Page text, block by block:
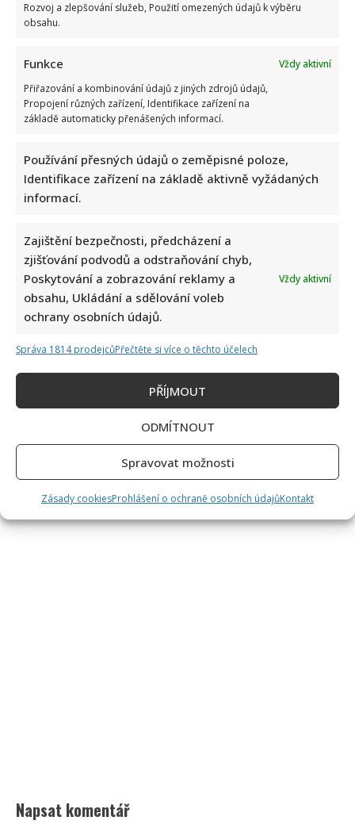
Rozvoj a zlepšování služeb, Použití omezených údajů k výběru
obsahu.
Funkce
Vždy aktivní
Přiřazování a kombinování údajů z jiných zdrojů údajů,
Propojení různých zařízení, Identifikace zařízení na
základě automaticky přenášených informací.
Používání přesných údajů o zeměpisné poloze,
Identifikace zařízení na základě aktivně vyžádaných
informací.
Zajištění bezpečnosti, předcházení a
zjišťování podvodů a odstraňování chyb,
Poskytování a zobrazování reklamy a
obsahu, Ukládání a sdělování voleb
ochrany osobních údajů.
Vždy aktivní
Správa 1814 prodejcůPřečtěte si více o těchto účelech
PŘÍJMOUT
ODMÍTNOUT
Spravovat možnosti
Zásady cookiesProhlášení o ochraně osobních údajůKontakt
Napsat komentář